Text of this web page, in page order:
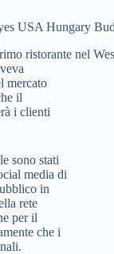
ristorante nel
mercato
il
i clienti
sono stati
media di
in
rete
per il
che i